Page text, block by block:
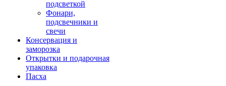
подсветкой
Фонари,
подсвечники и
свечи
Консервация и
заморозка
Открытки и подарочная
упаковка
Пасха